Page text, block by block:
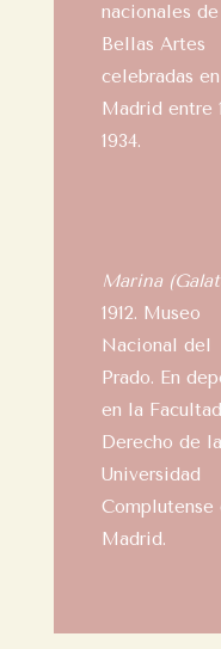
nacionales de
Bellas Artes
celebradas en
Madrid entre
1934.
Marina
1912. Museo
Nacional del
Prado. En
en la
Derecho de la
Universidad
Complutense
Madrid.